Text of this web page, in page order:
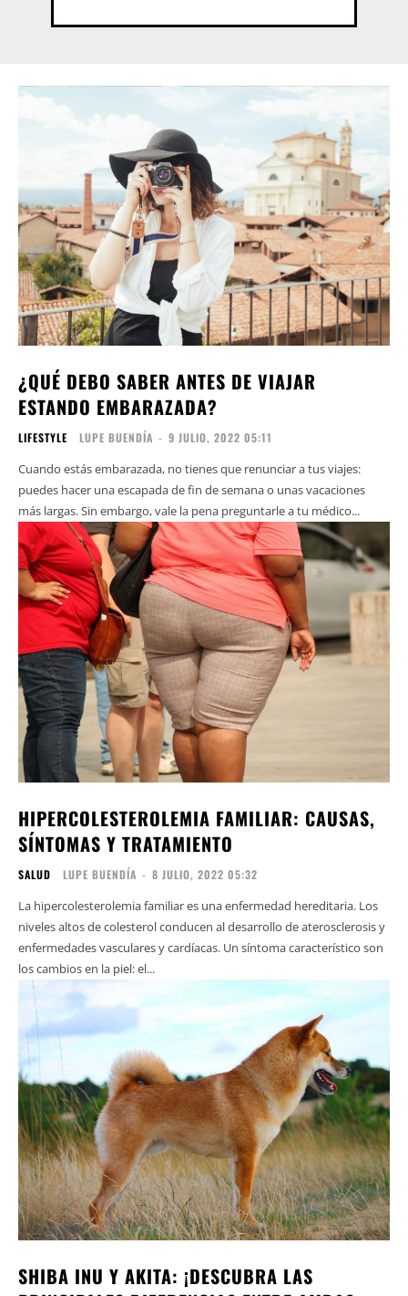
¿QUÉ DEBO SABER ANTES DE VIAJAR
ESTANDO EMBARAZADA?
LIFESTYLE LUPE BUENDÍA - 9 JULIO, 2022 05:11
Cuando estás embarazada, no tienes que renunciar a tus viajes:
puedes hacer una escapada de fin de semana o unas vacaciones
más largas. Sin embargo, vale la pena preguntarle a tu médico...
HIPERCOLESTEROLEMIA FAMILIAR: CAUSAS,
SÍNTOMAS Y TRATAMIENTO
SALUD LUPE BUENDÍA - 8 JULIO, 2022 05:32
La hipercolesterolemia familiar es una enfermedad hereditaria. Los
niveles altos de colesterol conducen al desarrollo de aterosclerosis y
enfermedades vasculares y cardíacas. Un síntoma característico son
los cambios en la piel: el...
SHIBA INU Y AKITA: ¡DESCUBRA LAS